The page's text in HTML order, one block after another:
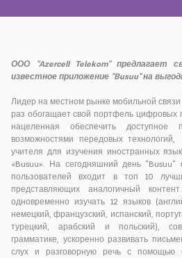
ООО "Azercell
Telekom" предлагает
известное приложение "Busuu" на
Лидер на местном рынке мобильной
раз обогащает свой портфель цифровых
нацеленная обеспечить доступное
возможностями передовых технологий,
учителя для изучения иностранных
«Busuu». На сегодняшний день
пользователей входит в топ 10
представляющих аналогичный
одновременно изучать 12 языков
немецкий, французский, испанский,
турецкий, арабский и польский),
грамматике, ускоренно развивать
слух и разговорную речь с помощью